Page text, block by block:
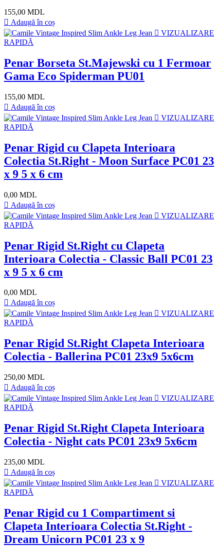
155,00 MDL
Adaugă în coș
VIZUALIZARE
RAPIDĂ
Penar Borseta St.Majewski cu 1 Fermoar
Gama Eco Spiderman PU01
155,00 MDL
Adaugă în coș
VIZUALIZARE
RAPIDĂ
Penar Rigid cu Clapeta Interioara
Colectia St.Right - Moon Surface PC01 23
x 9 5 x 6 cm
0,00 MDL
Adaugă în coș
VIZUALIZARE
RAPIDĂ
Penar Rigid St.Right cu Clapeta
Interioara Colectia - Classic Ball PC01 23
x 9 5 x 6 cm
0,00 MDL
Adaugă în coș
VIZUALIZARE
RAPIDĂ
Penar Rigid St.Right Clapeta Interioara
Colectia - Ballerina PC01 23x9 5x6cm
250,00 MDL
Adaugă în coș
VIZUALIZARE
RAPIDĂ
Penar Rigid St.Right Clapeta Interioara
Colectia - Night cats PC01 23x9 5x6cm
235,00 MDL
Adaugă în coș
VIZUALIZARE
RAPIDĂ
Penar Rigid cu 1 Compartiment si
Clapeta Interioara Colectia St.Right -
Dream Unicorn PC01 23 x 9